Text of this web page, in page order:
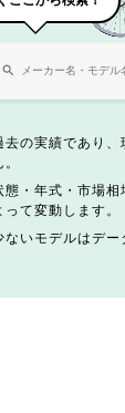
の実績であり、
・年式・市場相
て変動します。
いモデルはデー